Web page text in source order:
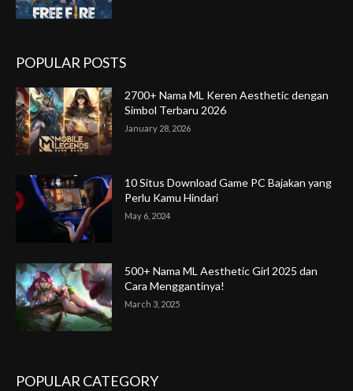
POPULAR POSTS
2700+ Nama ML Keren Aesthetic dengan
Simbol Terbaru 2026
January 28, 2026
10 Situs Download Game PC Bajakan yang
Perlu Kamu Hindari
May 6, 2024
500+ Nama ML Aesthetic Girl 2025 dan
Cara Menggantinya!
March 3, 2025
POPULAR CATEGORY